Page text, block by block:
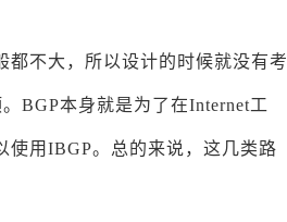
不大，所以设计的时候就没有考
BGP本身就是为了在Internet工
使用IBGP。总的来说，这几类路